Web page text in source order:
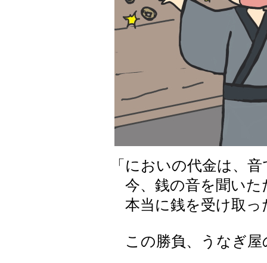
「においの代金は、
今、銭の音を聞いた
本当に銭を受け取っ
この勝負、うなぎ屋